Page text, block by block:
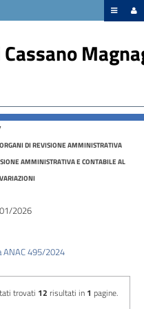
DI REVISIONE AMMINISTRATIVA
AMMINISTRATIVA E CONTABILE AL
2026
ANAC 495/2024